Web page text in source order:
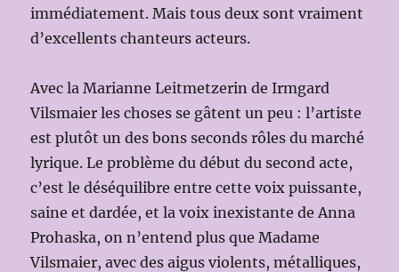
immédiatement. Mais tous deux sont vraiment
d’excellents chanteurs acteurs.
Avec la Marianne Leitmetzerin de Irmgard
Vilsmaier les choses se gâtent un peu : l’artiste
est plutôt un des bons seconds rôles du marché
lyrique. Le problème du début du second acte,
c’est le déséquilibre entre cette voix puissante,
saine et dardée, et la voix inexistante de Anna
Prohaska, on n’entend plus que Madame
Vilsmaier, avec des aigus violents, métalliques,